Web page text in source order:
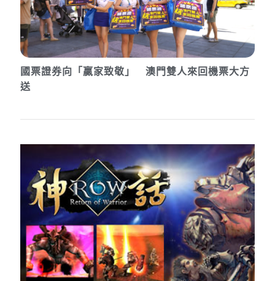
國票證券向「贏家致敬」 澳門雙人來回機票大方
送